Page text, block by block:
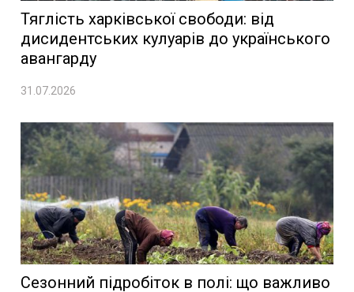
Тяглість харківської свободи: від
дисидентських кулуарів до українського
авангарду
31.07.2026
Сезонний підробіток в полі: що важливо